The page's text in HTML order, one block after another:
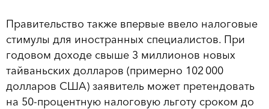
Правительство также впервые ввело налоговые
стимулы для иностранных специалистов. При
годовом доходе свыше 3 миллионов новых
тайваньских долларов (примерно 102 000
долларов США) заявитель может претендовать
на 50-процентную налоговую льготу сроком до